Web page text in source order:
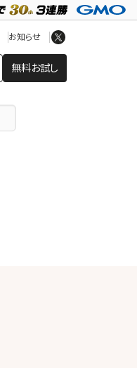
無料お試し
お知らせ